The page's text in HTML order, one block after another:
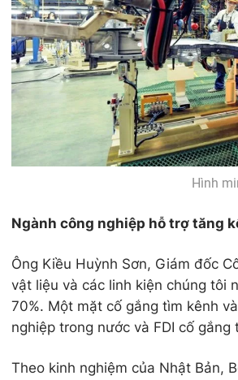
Hình
Ngành công nghiệp hỗ trợ tăng
Ông Kiều Huỳnh Sơn, Giám đốc
vật liệu và các linh kiện chúng tôi
70%. Một mặt cố gắng tìm kênh
nghiệp trong nước và FDI cố
Theo kinh nghiệm của Nhật Bản,